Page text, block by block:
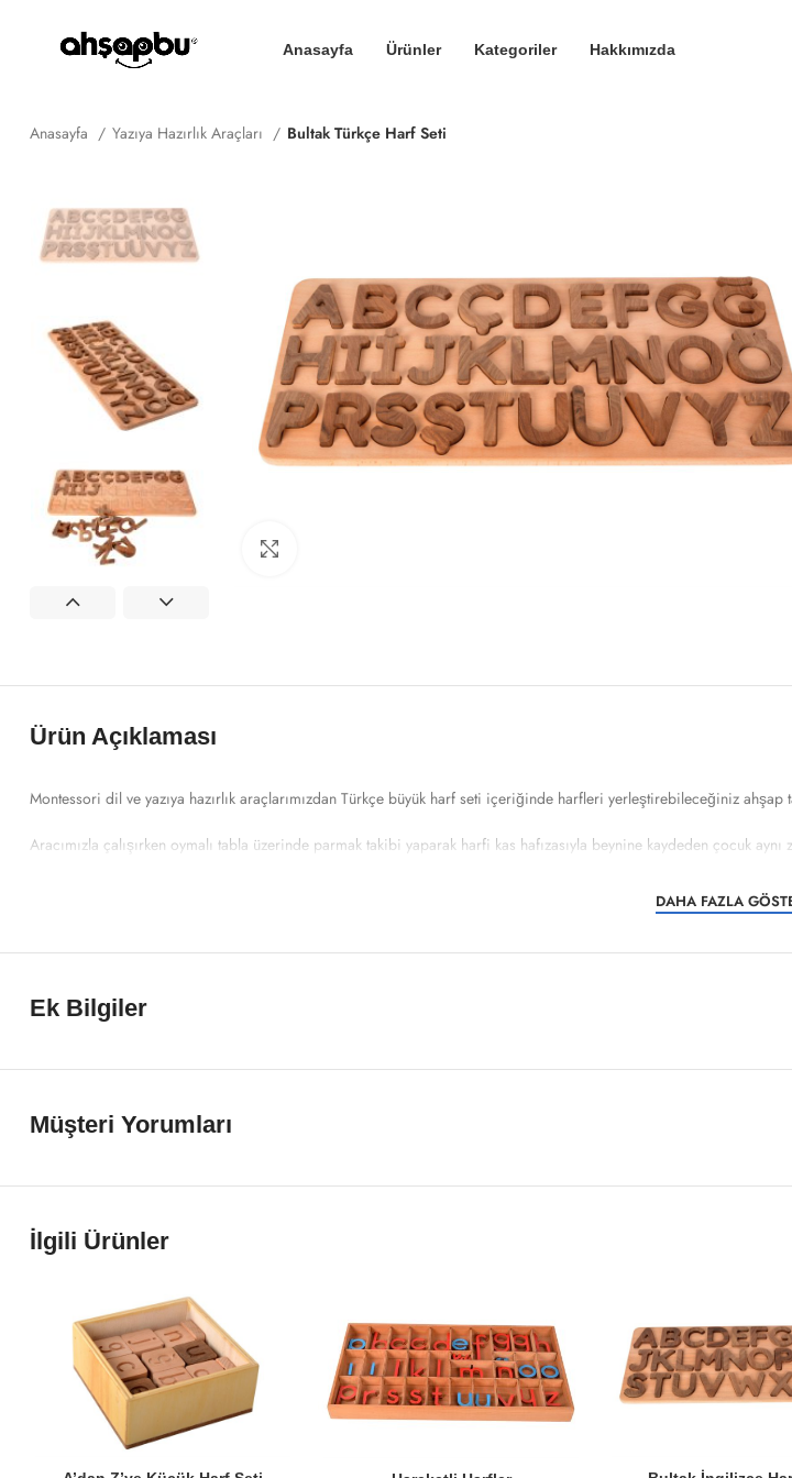
Anasayfa Ürünler Kategoriler Hakkımızda
Anasayfa Yazıya Hazırlık Araçları Bultak Türkçe Harf Seti
Ürün Açıklaması
Montessori dil ve yazıya hazırlık araçlarımızdan Türkçe büyük harf seti içeriğinde harfleri yerleştirebileceğiniz
Aracımızla çalışırken oymalı tabla üzerinde parmak takibi yaparak harfi kas hafızasıyla beynine kaydeden çocuk
DAHA FAZLA
Ek Bilgiler
Müşteri Yorumları
İlgili Ürünler